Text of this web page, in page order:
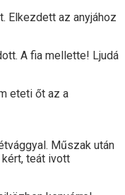
Elkezdett az anyjához
A fia mellette! Ljudá
eteti őt az a
Műszak után
teát ivott